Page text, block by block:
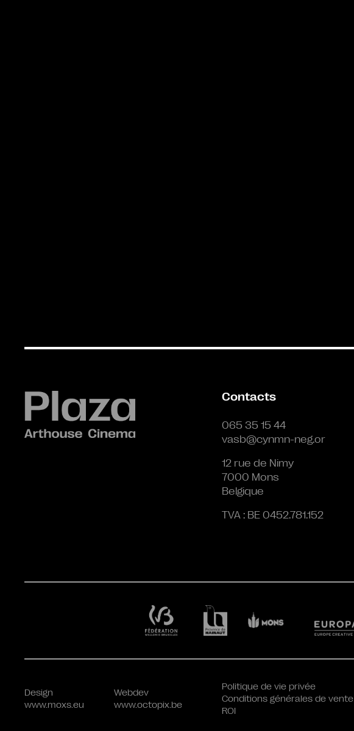
Contacts
065 35 15 44
vasb@cynmn-neg.or
12 rue de Nimy
7000 Mons
Belgique
TVA : BE 0452.781.152
Design
www.moxs.eu
Webdev
www.octopix.be
Politique de vie privée
Conditions générales de vente
ROI